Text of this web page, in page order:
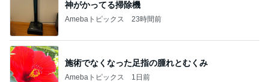
神がかってる掃除機
Amebaトピックス 23時間前
施術でなくなった足指の腫れとむくみ
Amebaトピックス 1日前